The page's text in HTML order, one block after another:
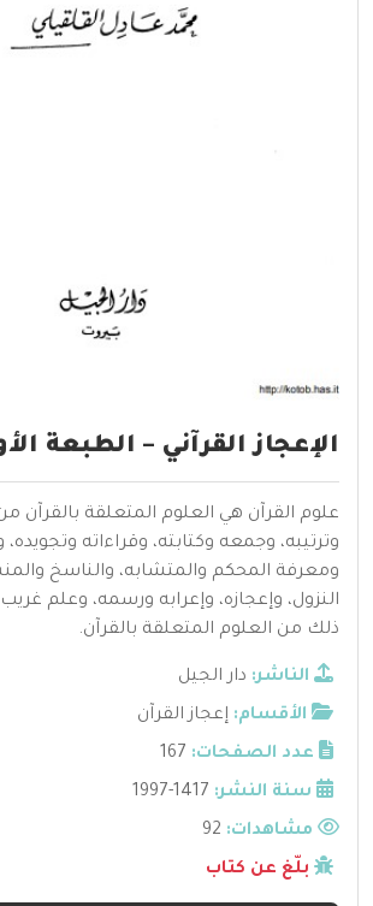
الإعجاز القرآني – الطبعة
علوم القرآن هي العلوم المتعلقة بالقرآن
وترتيبه، وجمعه وكتابته، وقراءاته
ومعرفة المحكم والمتشابه، والناسخ
النزول، وإعجازه، وإعرابه ورسمه، وعلم غريب
ذلك من العلوم المتعلقة بالقرآن.
الناشر: دار الجيل
الأقسام: إعجاز القرآن
عدد الصفحات: 167
سنة النشر: 1417-1997
مشاهدات:
بلّغ عن كتاب